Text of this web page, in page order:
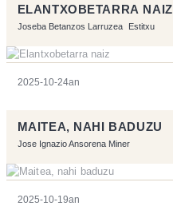
ELANTXOBETARRA NAIZ
Joseba Betanzos Larruzea Estitxu
2025-10-24an
MAITEA, NAHI BADUZU
Jose Ignazio Ansorena Miner
2025-10-19an